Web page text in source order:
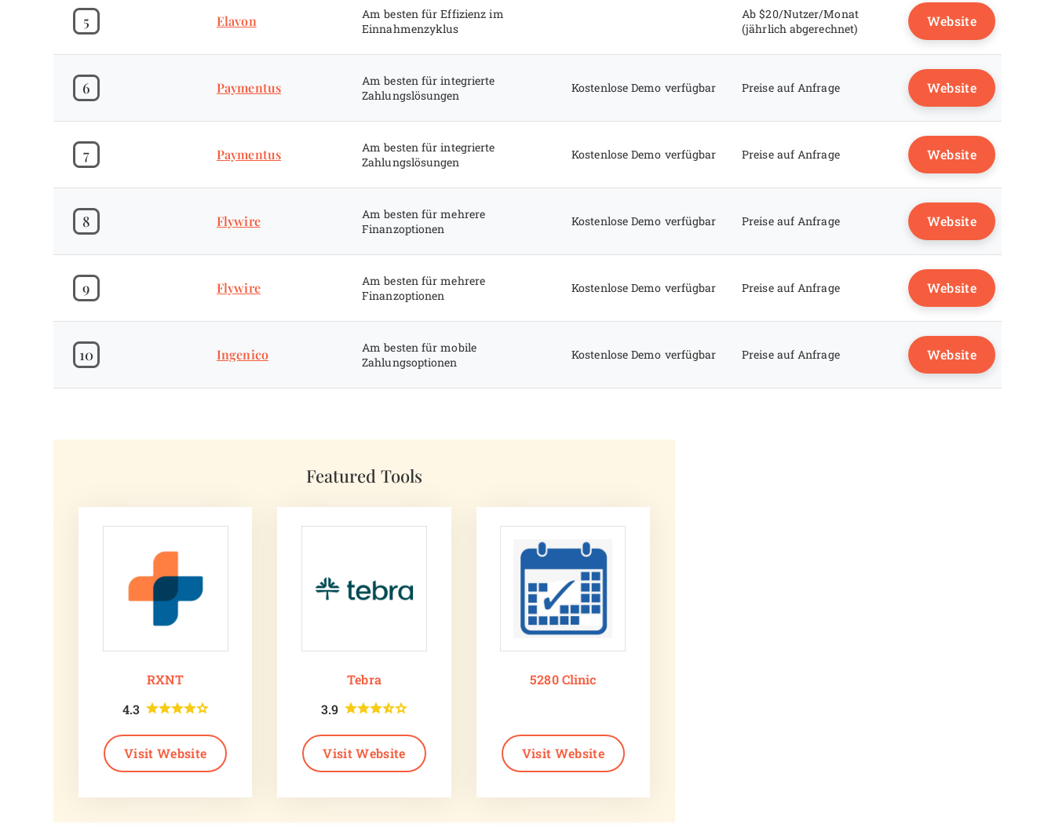
5 Elavon
Am besten für Effizienz im
Einnahmenzyklus
Ab $20/Nutzer/Monat
(jährlich abgerechnet)
Website
6 Paymentus
Am besten für integrierte
Zahlungslösungen
Kostenlose Demo verfügbar Preise auf Anfrage Website
7 Paymentus
Am besten für integrierte
Zahlungslösungen
Kostenlose Demo verfügbar Preise auf Anfrage Website
8 Flywire
Am besten für mehrere
Finanzoptionen
Kostenlose Demo verfügbar Preise auf Anfrage Website
9 Flywire
Am besten für mehrere
Finanzoptionen
Kostenlose Demo verfügbar Preise auf Anfrage Website
10 Ingenico
Am besten für mobile
Zahlungsoptionen
Kostenlose Demo verfügbar Preise auf Anfrage Website
Featured Tools
RXNT
4.3
Visit Website
Tebra
3.9
Visit Website
5280 Clinic
Visit Website